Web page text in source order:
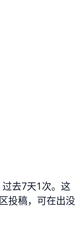
去7天1次。这
投稿，可在出没